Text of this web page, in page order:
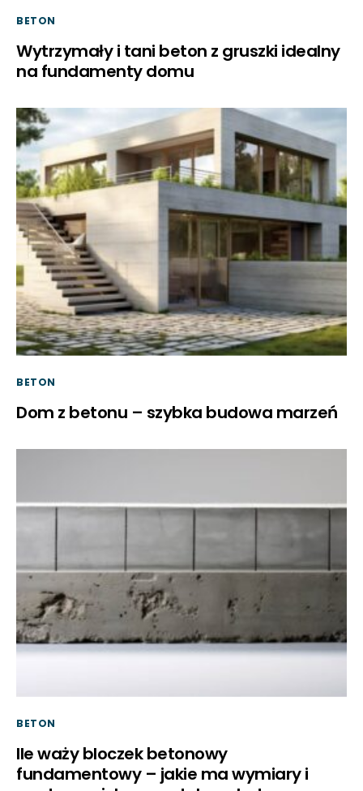
BETON
Wytrzymały i tani beton z gruszki idealny
na fundamenty domu
BETON
Dom z betonu – szybka budowa marzeń
BETON
Ile waży bloczek betonowy
fundamentowy – jakie ma wymiary i